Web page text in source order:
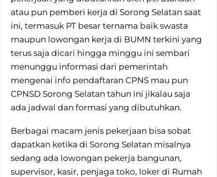
atau pun pemberi kerja di Sorong Selatan saat
ini, termasuk PT besar ternama baik swasta
maupun lowongan kerja di BUMN terkini yang
terus saja dicari hingga minggu ini sembari
menunggu informasi dari pemerintah
mengenai info pendaftaran CPNS mau pun
CPNSD Sorong Selatan tahun ini jikalau saja
ada jadwal dan formasi yang dibutuhkan.
Berbagai macam jenis pekerjaan bisa sobat
dapatkan ketika di Sorong Selatan misalnya
sedang ada lowongan pekerja bangunan,
supervisor, kasir, penjaga toko, loker di Rumah